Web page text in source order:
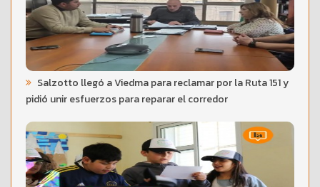
Salzotto llegó a Viedma para reclamar por la Ruta 151 y
pidió unir esfuerzos para reparar el corredor